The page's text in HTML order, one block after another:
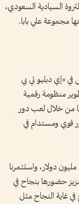
السيادية السعودي،
مجموعة علي بابا.
«إي دبليو تي بي
منظومة رقمية
من خلال لعب دور
قوي ومستدام في
وأضافت: «أطلقنا صندوقنا الأول بقيمة 400 مليون دولار، واستثمرنا
بالفعل في تعزيز حضورها بنجاح في
غاية النجاح مثل